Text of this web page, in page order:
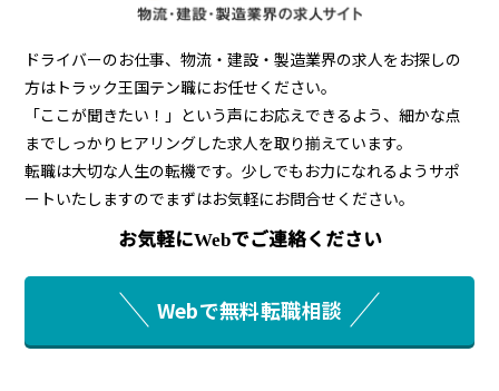
ドライバーのお仕事、物流・建設・製造業界の求人をお探しの
方はトラック王国テン職にお任せください。
「ここが聞きたい！」という声にお応えできるよう、細かな点
までしっかりヒアリングした求人を取り揃えています。
転職は大切な人生の転機です。少しでもお力になれるようサポ
ートいたしますのでまずはお気軽にお問合せください。
お気軽にWebでご連絡ください
Webで無料転職相談